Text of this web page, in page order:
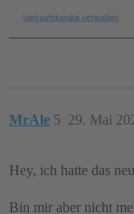
MrAle 29. Mai
5
Hey, ich hatte das
Bin mir aber nicht